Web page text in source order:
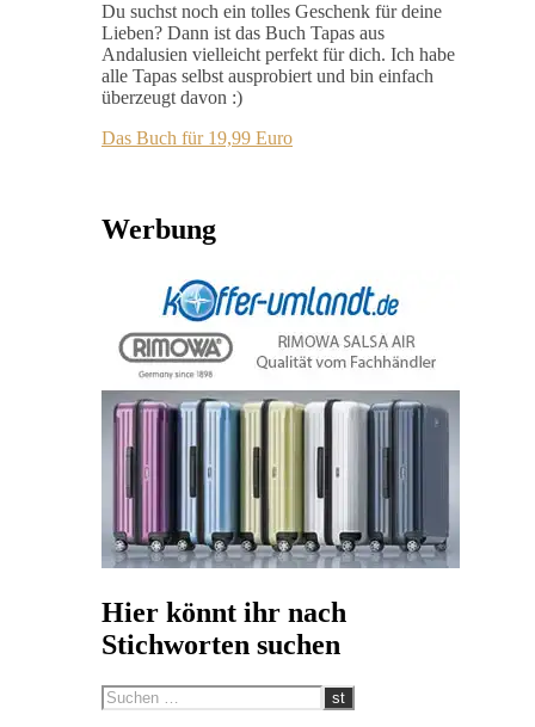
Du suchst noch ein tolles Geschenk für deine
Lieben? Dann ist das Buch Tapas aus
Andalusien vielleicht perfekt für dich. Ich habe
alle Tapas selbst ausprobiert und bin einfach
überzeugt davon :)
Das Buch für 19,99 Euro
Werbung
Hier könnt ihr nach
Stichworten suchen